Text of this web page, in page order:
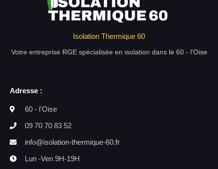
Isolation Thermique 60
Votre entreprise RGE spécialisée en isolation dans le 60 - l'Oise
Adresse :
60 - l'Oise
09 70 70 83 52
info@isolation-thermique-60.fr
Lun -Ven 9H-19H